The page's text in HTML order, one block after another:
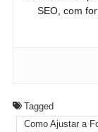
SEO, com
Tagged
Como Ajustar a